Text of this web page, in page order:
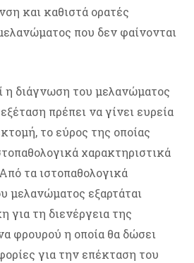
και καθιστά ορατές
που δεν φαίνονται
η διάγνωση του μελανώματος
πρέπει να γίνει ευρεία
το εύρος της οποίας
χαρακτηριστικά
τα ιστοπαθολογικά
μελανώματος εξαρτάται
για τη διενέργεια της
φρουρού η οποία θα δώσει
για την επέκταση του